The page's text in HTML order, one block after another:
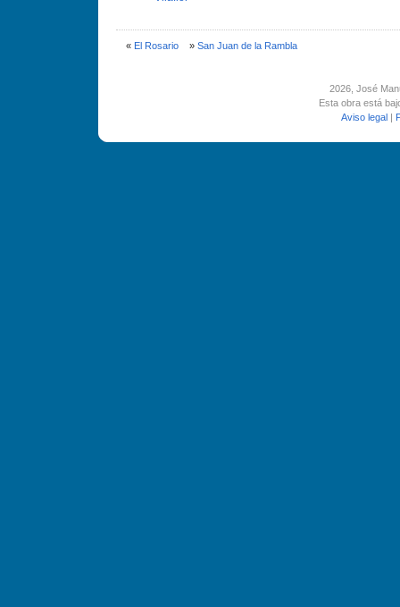
« El Rosario» San Juan de la Rambla
2026, José
Esta obra está
Aviso legal |